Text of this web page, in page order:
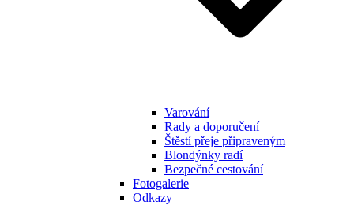
Varování
Rady a doporučení
Štěstí přeje připraveným
Blondýnky radí
Bezpečné cestování
Fotogalerie
Odkazy